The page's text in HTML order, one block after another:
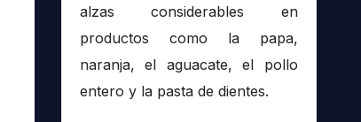
alzas considerables en
productos como la papa,
naranja, el aguacate, el pollo
entero y la pasta de dientes.